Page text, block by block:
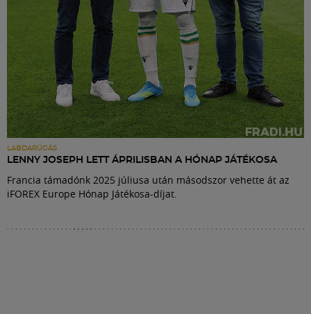
LABDARÚGÁS
LENNY JOSEPH LETT ÁPRILISBAN A HÓNAP JÁTÉKOSA
Francia támadónk 2025 júliusa után másodszor vehette át az
iFOREX Europe Hónap Játékosa-díjat.